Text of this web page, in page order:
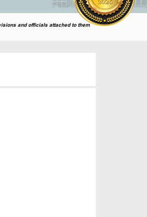
and officials attached to them